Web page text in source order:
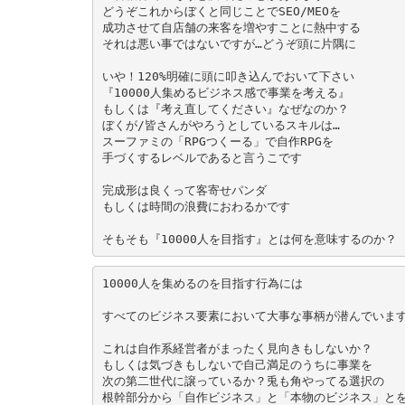
どうぞこれからぼくと同じことでSEO/MEOを
成功させて自店舗の来客を増やすことに熱中する
それは悪い事ではないですが…どうぞ頭に片隅に
いや！120%明確に頭に叩き込んでおいて下さい
『10000人集めるビジネス感で事業を考える』
もしくは『考え直してください』なぜなのか？
ぼくが/皆さんがやろうとしているスキルは…
スーファミの「RPGつくーる」で自作RPGを
手づくするレベルであると言うこです
完成形は良くって客寄せパンダ
もしくは時間の浪費におわるかです
そもそも『10000人を目指す』とは何を意味するのか？
10000人を集めるのを目指す行為には
すべてのビジネス要素において大事な事柄が潜んでいま
これは自作系経営者がまったく見向きもしないか？
もしくは気づきもしないで自己満足のうちに事業を
次の第二世代に譲っているか？兎も角やってる選択の
根幹部分から「自作ビジネス」と「本物のビジネス」と